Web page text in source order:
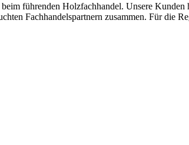
führenden Holzfachhandel. Unsere
Fachhandelspartnern zusammen. Für die